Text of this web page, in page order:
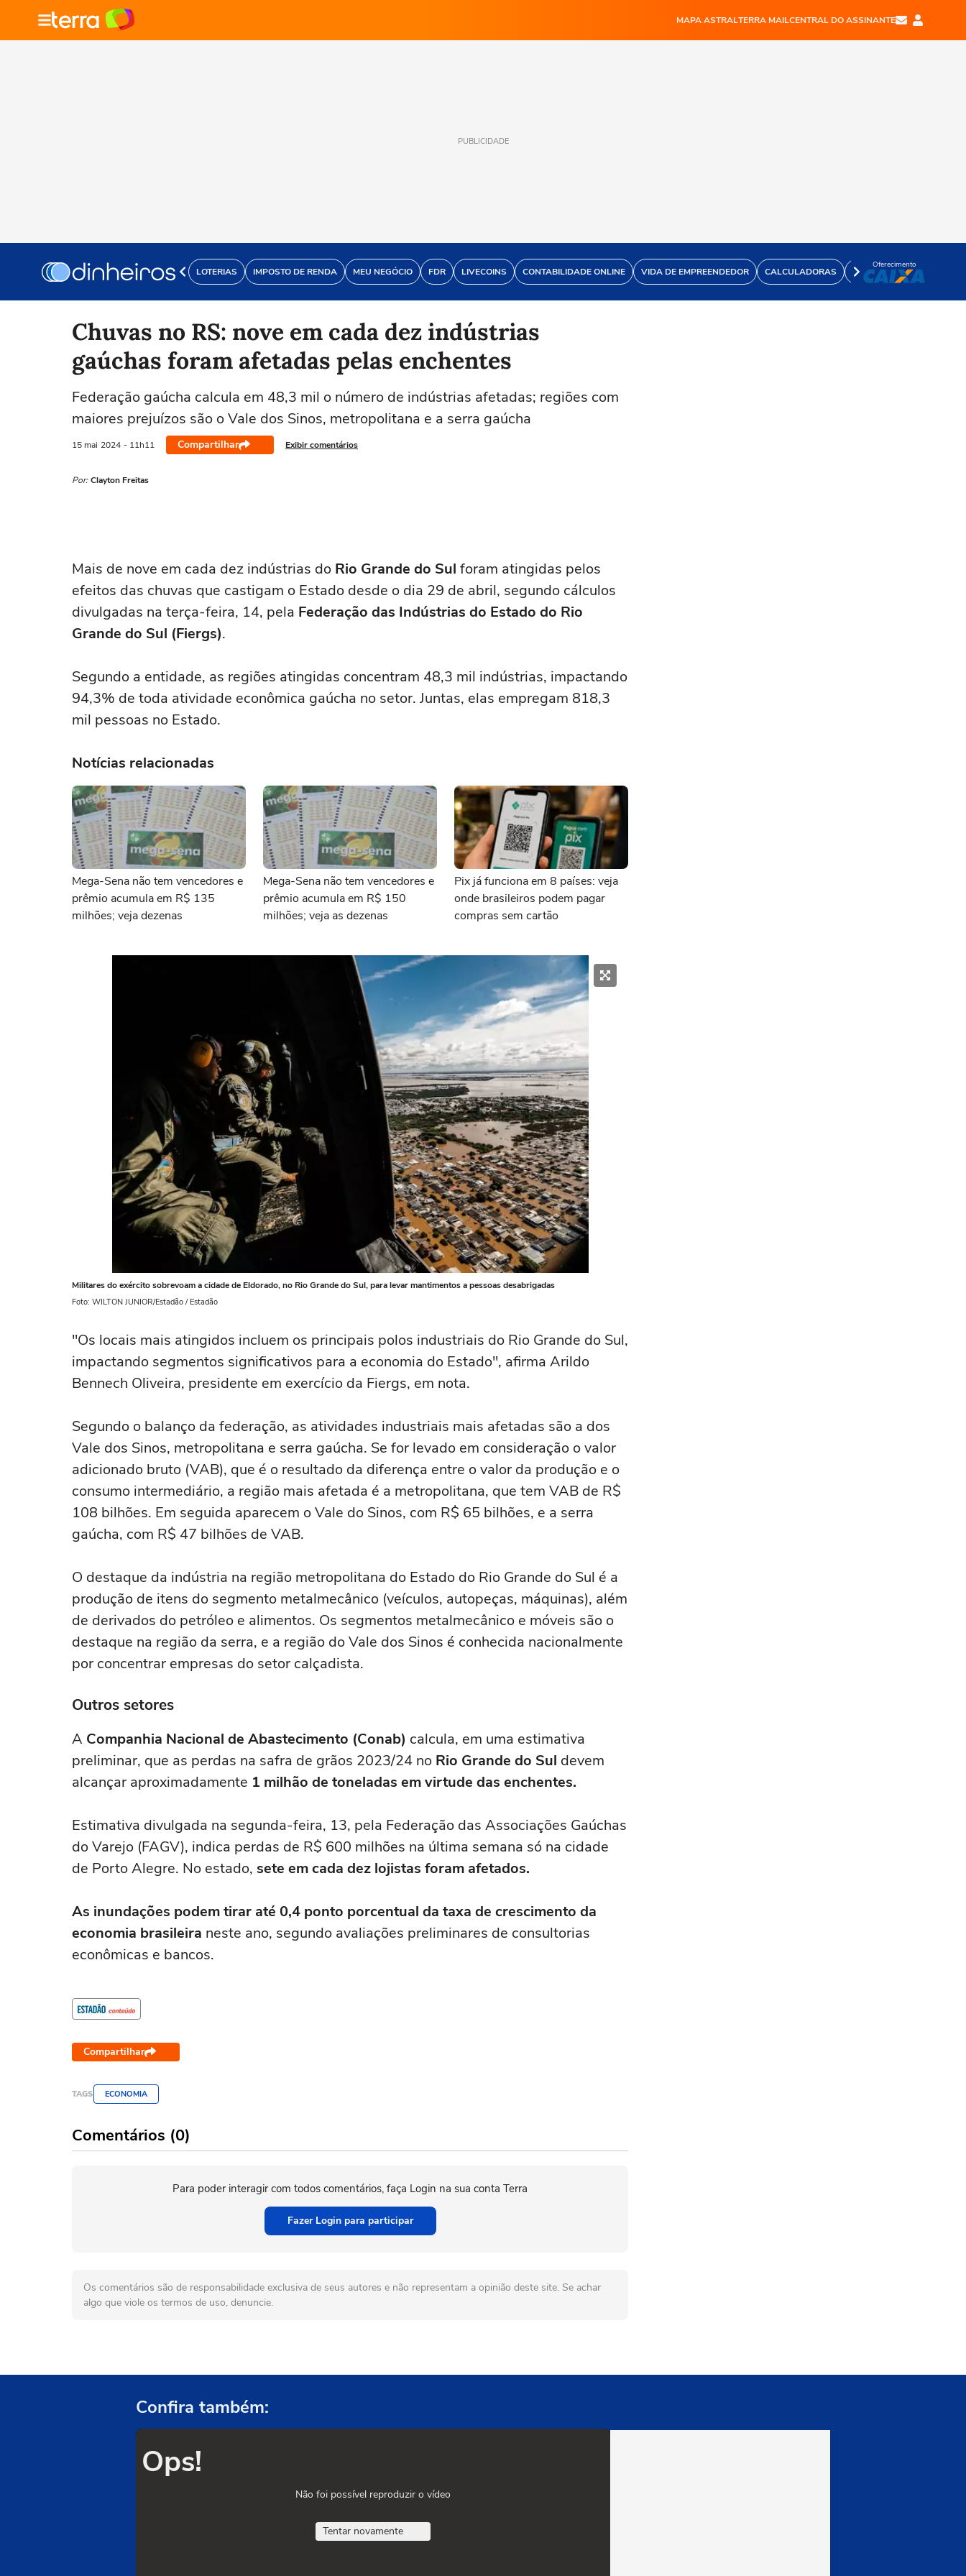
MAPA ASTRALTERRA MAILCENTRAL DO ASSINANTE
PUBLICIDADE
LOTERIAS IMPOSTO DE RENDA MEU NEGÓCIO FDR LIVECOINS CONTABILIDADE ONLINE VIDA DE EMPREENDEDOR CALCULADORAS VÍDEOS
Oferecimento
Chuvas no RS: nove em cada dez indústrias
gaúchas foram afetadas pelas enchentes
Federação gaúcha calcula em 48,3 mil o número de indústrias afetadas; regiões com
maiores prejuízos são o Vale dos Sinos, metropolitana e a serra gaúcha
15 mai 2024 - 11h11 Compartilhar Exibir comentários
Por: Clayton Freitas
Mais de nove em cada dez indústrias do Rio Grande do Sul foram atingidas pelos
efeitos das chuvas que castigam o Estado desde o dia 29 de abril, segundo cálculos
divulgadas na terça-feira, 14, pela Federação das Indústrias do Estado do Rio
Grande do Sul (Fiergs).
Segundo a entidade, as regiões atingidas concentram 48,3 mil indústrias, impactando
94,3% de toda atividade econômica gaúcha no setor. Juntas, elas empregam 818,3
mil pessoas no Estado.
Notícias relacionadas
Mega-Sena não tem vencedores e
prêmio acumula em R$ 135
milhões; veja dezenas
Mega-Sena não tem vencedores e
prêmio acumula em R$ 150
milhões; veja as dezenas
Pix já funciona em 8 países: veja
onde brasileiros podem pagar
compras sem cartão
Militares do exército sobrevoam a cidade de Eldorado, no Rio Grande do Sul, para levar mantimentos a pessoas desabrigadas
Foto: WILTON JUNIOR/Estadão / Estadão
"Os locais mais atingidos incluem os principais polos industriais do Rio Grande do Sul,
impactando segmentos significativos para a economia do Estado", afirma Arildo
Bennech Oliveira, presidente em exercício da Fiergs, em nota.
Segundo o balanço da federação, as atividades industriais mais afetadas são a dos
Vale dos Sinos, metropolitana e serra gaúcha. Se for levado em consideração o valor
adicionado bruto (VAB), que é o resultado da diferença entre o valor da produção e o
consumo intermediário, a região mais afetada é a metropolitana, que tem VAB de R$
108 bilhões. Em seguida aparecem o Vale do Sinos, com R$ 65 bilhões, e a serra
gaúcha, com R$ 47 bilhões de VAB.
O destaque da indústria na região metropolitana do Estado do Rio Grande do Sul é a
produção de itens do segmento metalmecânico (veículos, autopeças, máquinas), além
de derivados do petróleo e alimentos. Os segmentos metalmecânico e móveis são o
destaque na região da serra, e a região do Vale dos Sinos é conhecida nacionalmente
por concentrar empresas do setor calçadista.
Outros setores
A Companhia Nacional de Abastecimento (Conab) calcula, em uma estimativa
preliminar, que as perdas na safra de grãos 2023/24 no Rio Grande do Sul devem
alcançar aproximadamente 1 milhão de toneladas em virtude das enchentes.
Estimativa divulgada na segunda-feira, 13, pela Federação das Associações Gaúchas
do Varejo (FAGV), indica perdas de R$ 600 milhões na última semana só na cidade
de Porto Alegre. No estado, sete em cada dez lojistas foram afetados.
As inundações podem tirar até 0,4 ponto porcentual da taxa de crescimento da
economia brasileira neste ano, segundo avaliações preliminares de consultorias
econômicas e bancos.
Compartilhar
TAGS ECONOMIA
Comentários (0)
Para poder interagir com todos comentários, faça Login na sua conta Terra
Fazer Login para participar
Os comentários são de responsabilidade exclusiva de seus autores e não representam a opinião deste site. Se achar
algo que viole os termos de uso, denuncie.
Confira também:
Ops!
Não foi possível reproduzir o vídeo
Tentar novamente